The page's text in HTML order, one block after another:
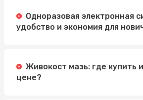
Одноразовая электронная
удобство и экономия для
Живокост мазь: где купить
цене?